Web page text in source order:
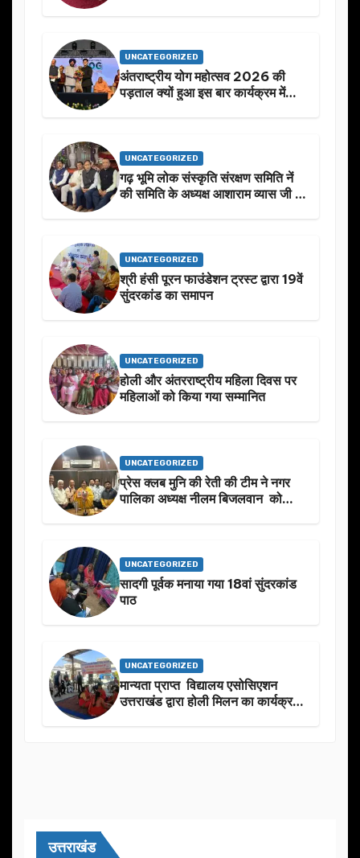
UNCATEGORIZED
अंतराष्ट्रीय योग महोत्सव 2026 की
पड़ताल क्यों हुआ इस बार कार्यक्रम में
UNCATEGORIZED
गढ़ भूमि लोक संस्कृति संरक्षण समिति नें
की समिति के अध्यक्ष आशाराम व्यास जी के
UNCATEGORIZED
श्री हंसी पूरन फाउंडेशन ट्रस्ट द्वारा 19वें
सुंदरकांड का समापन
UNCATEGORIZED
होली और अंतरराष्ट्रीय महिला दिवस पर
महिलाओं को किया गया सम्मानित
UNCATEGORIZED
प्रेस क्लब मुनि की रेती की टीम ने नगर
पालिका अध्यक्ष नीलम बिजलवान को
UNCATEGORIZED
सादगी पूर्वक मनाया गया 18वां सुंदरकांड
पाठ
UNCATEGORIZED
मान्यता प्राप्त विद्यालय एसोसिएशन
उत्तराखंड द्वारा होली मिलन का कार्यक्रम
उत्तराखंड